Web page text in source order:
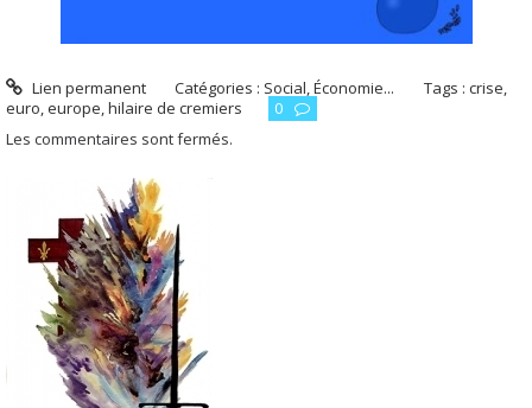
Lien permanent Catégories : Social, Économie... Tags :crise,
euro,europe,hilaire de cremiers
0
Les commentaires sont fermés.